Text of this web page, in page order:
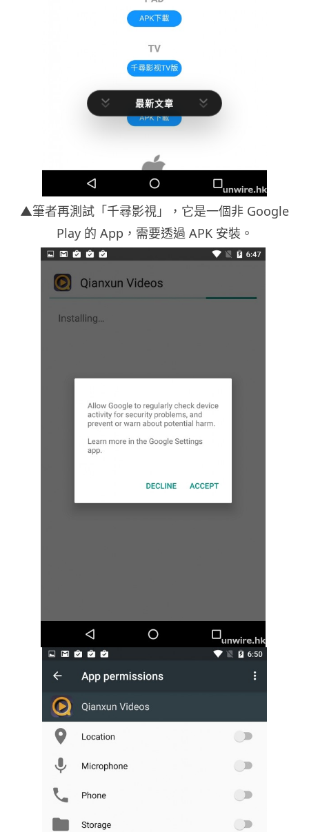
▲筆者再測試「千尋影視」，它是一個非 Google
Play 的 App，需要透過 APK 安裝。
最新文章